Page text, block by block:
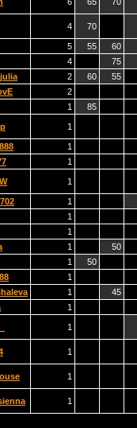
4 70
5 55
60
4
75
2 60
55
2
1
85
1
1
1
1
1
1
1
1
50
1
50
1
1
45
1
1
1
1
1